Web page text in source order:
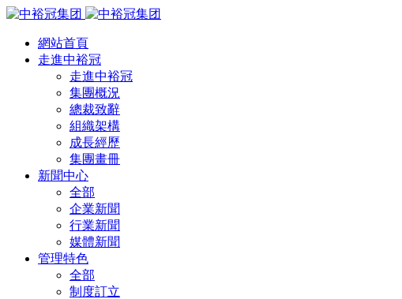
網站首頁
走進中裕冠
走進中裕冠
集團概況
總裁致辭
組織架構
成長經歷
集團畫冊
新聞中心
全部
企業新聞
行業新聞
媒體新聞
管理特色
全部
制度訂立